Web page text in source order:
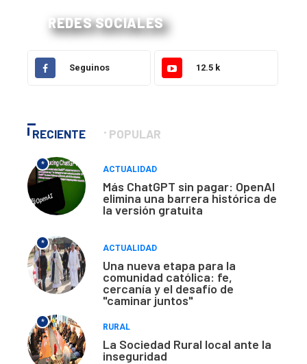
REDES SOCIALES
Seguinos 12.5 k
RECIENTE POPULAR
*
ACTUALIDAD
Más ChatGPT sin pagar: OpenAI
elimina una barrera histórica de
la versión gratuita
*
ACTUALIDAD
Una nueva etapa para la
comunidad católica: fe,
cercanía y el desafío de
"caminar juntos"
*
RURAL
La Sociedad Rural local ante la
inseguridad